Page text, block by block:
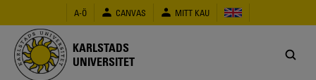
huvudinnehåll
A-Ö CANVAS MITT KAU
KARLSTADS
UNIVERSITET